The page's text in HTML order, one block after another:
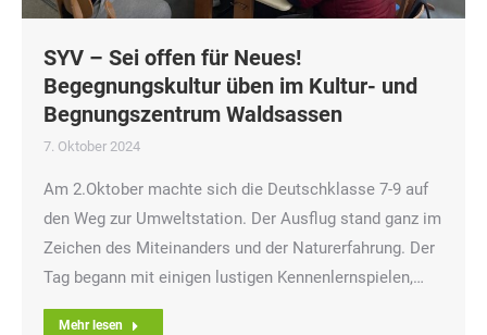
SYV – Sei offen für Neues!
Begegnungskultur üben im Kultur- und
Begnungszentrum Waldsassen
7. Oktober 2024
Am 2.Oktober machte sich die Deutschklasse 7-9 auf
den Weg zur Umweltstation. Der Ausflug stand ganz im
Zeichen des Miteinanders und der Naturerfahrung. Der
Tag begann mit einigen lustigen Kennenlernspielen,…
Mehr lesen